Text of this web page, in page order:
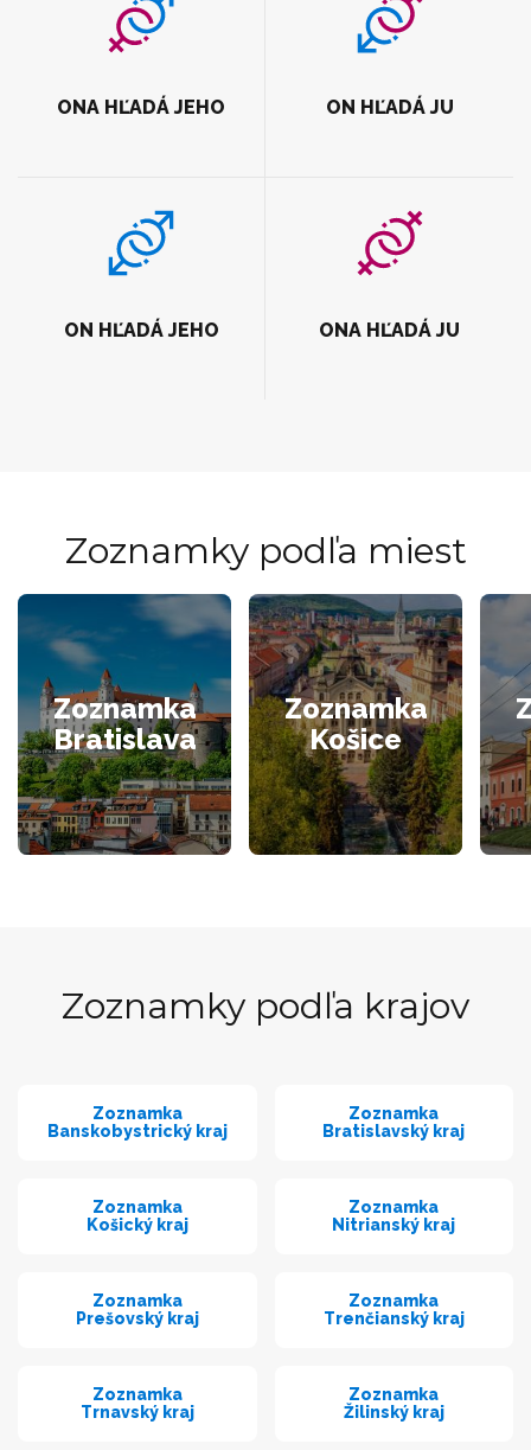
ONA HĽADÁ JEHO ON HĽADÁ JU
ON HĽADÁ JEHO ONA HĽADÁ JU
Zoznamky podľa miest
Zoznamka
Bratislava
Zoznamka
Košice
Zoznamky podľa krajov
Zoznamka
Banskobystrický kraj
Zoznamka
Bratislavský kraj
Zoznamka
Košický kraj
Zoznamka
Nitrianský kraj
Zoznamka
Prešovský kraj
Zoznamka
Trenčianský kraj
Zoznamka
Trnavský kraj
Zoznamka
Žilinský kraj